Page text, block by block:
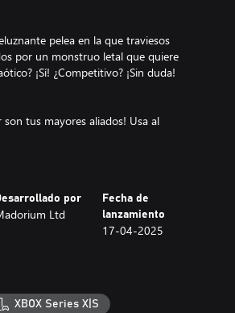
pelea en la que traviesos
por un monstruo letal que quiere
¡Sí! ¿Competitivo? ¡Sin duda!
son tus mayores aliados! Usa al
aparentemente inofensivas."
y trampas esparcidos por los
el caos... La pregunta es, ¿podrás
respirando en tu pequeño y
por
Ltd
Fecha de
lanzamiento
17-04-2025
XBOX Series X|S